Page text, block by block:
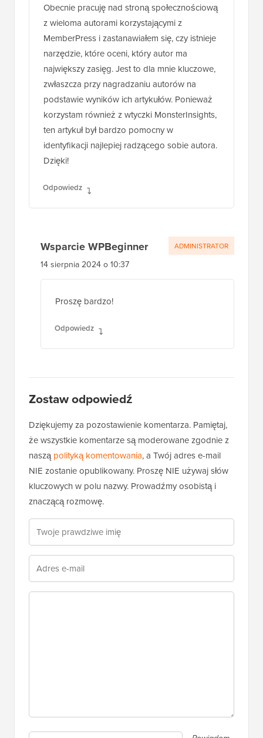
Obecnie pracuję nad stroną społecznościową
z wieloma autorami korzystającymi z
MemberPress i zastanawiałem się, czy istnieje
narzędzie, które oceni, który autor ma
największy zasięg. Jest to dla mnie kluczowe,
zwłaszcza przy nagradzaniu autorów na
podstawie wyników ich artykułów. Ponieważ
korzystam również z wtyczki MonsterInsights,
ten artykuł był bardzo pomocny w
identyfikacji najlepiej radzącego sobie autora.
Dzięki!
Odpowiedz
Wsparcie WPBeginner
14 sierpnia 2024 o 10:37
Proszę bardzo!
Odpowiedz
ADMINISTRATOR
Zostaw odpowiedź
Dziękujemy za pozostawienie komentarza. Pamiętaj,
że wszystkie komentarze są moderowane zgodnie z
nasząpolityką komentowania, a Twój adres e-mail
NIE zostanie opublikowany. Proszę NIE używaj słów
kluczowych w polu nazwy. Prowadźmy osobistą i
znaczącą rozmowę.